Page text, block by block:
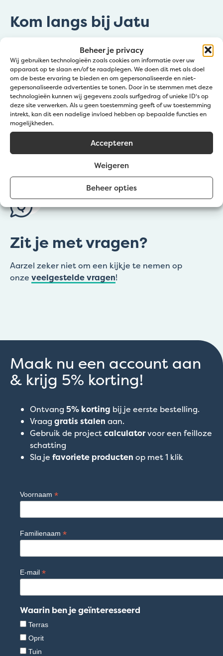
Beheer je privacy
Wij gebruiken technologieën zoals cookies om informatie over uw
apparaat op te slaan en/of te raadplegen. We doen dit met als doel
om de beste ervaring te bieden en om gepersonaliseerde en niet-
gepersonaliseerde advertenties te tonen. Door in te stemmen met deze
technologieën kunnen wij gegevens zoals surfgedrag of unieke ID's op
deze site verwerken. Als u geen toestemming geeft of uw toestemming
intrekt, kan dit een nadelige invloed hebben op bepaalde functies en
mogelijkheden.
Accepteren
Weigeren
Beheer opties
Kom langs bij Jatu
Zedelgem (Klantendienst Jatu)
Groenestraat 139a
Wevelgem (Afhaalpunt Gravelart)
Zuidstraat 20
Lochristi (Afhaalpunt Gravelart)
Denen 67
Zit je met vragen?
Aarzel zeker niet om een kijkje te nemen op
onze veelgestelde vragen!
Maak nu een account aan
& krijg 5% korting!
Ontvang 5% korting bij je eerste bestelling.
Vraag gratis stalen aan.
Gebruik de projectcalculatorvoor een feilloze
schatting
Sla je favoriete producten op met 1 klik
Voornaam *
Familienaam *
E-mail *
Waarin ben je geïnteresseerd
Terras
Oprit
Tuin